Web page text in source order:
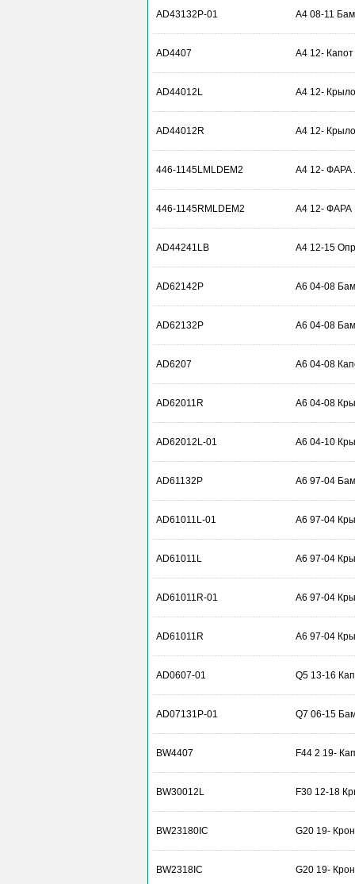
AD43132P-01 A4 08-11
AD4407 A4 12- Капот
AD44012L A4 12-
AD44012R A4 12-
446-1145LMLDEM2 A4 12-
446-1145RMLDEM2 A4 12-
AD44241LB A4 12-15
AD62142P A6 04-08
AD62132P A6 04-08
AD6207 A6 04-08
AD62011R A6 04-08
AD62012L-01 A6 04-10
AD61132P A6 97-04
AD61011L-01 A6 97-04
AD61011L A6 97-04
AD61011R-01 A6 97-04
AD61011R A6 97-04
AD0607-01 Q5 13-16
AD07131P-01 Q7 06-15
BW4407 F44 2 19-
BW30012L F30 12-18
BW23180IC G20 19-
BW2318IC G20 19-